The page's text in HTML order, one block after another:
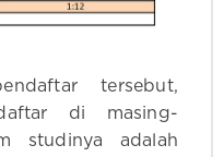
tersebut,
di masing-
studinya adalah